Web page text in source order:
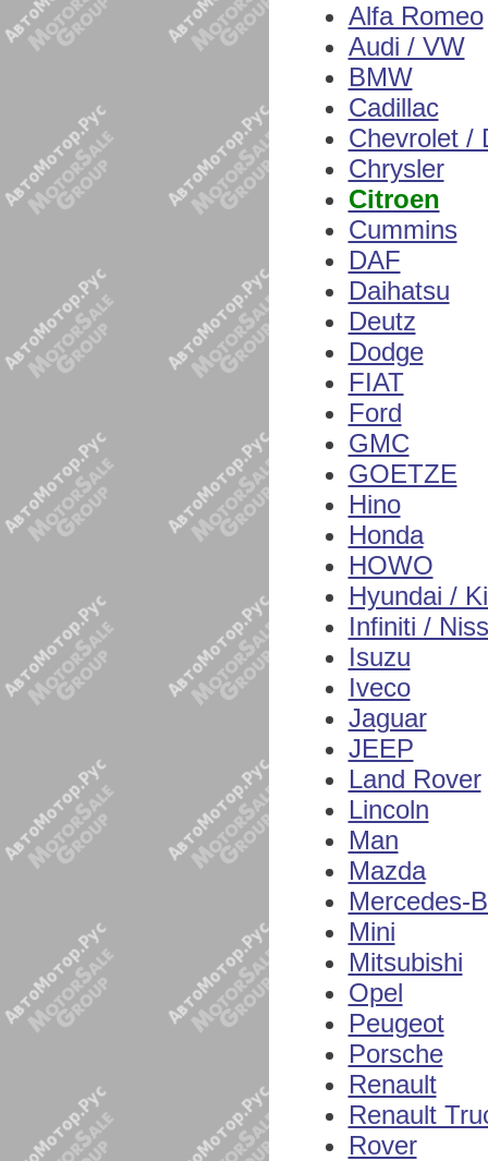
Alfa Romeo
Audi / VW
BMW
Cadillac
Chevrolet /
Chrysler
Citroen
Cummins
DAF
Daihatsu
Deutz
Dodge
FIAT
Ford
GMC
GOETZE
Hino
Honda
HOWO
Hyundai /
Infiniti /
Isuzu
Iveco
Jaguar
JEEP
Land Rover
Lincoln
Man
Mazda
Mercedes-
Mini
Mitsubishi
Opel
Peugeot
Porsche
Renault
Renault
Rover